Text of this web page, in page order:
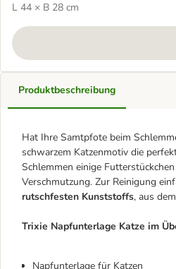
L 44 × B 28 cm
Produktbeschreibung
Hat Ihre Samtpfote beim
schwarzem Katzenmotiv die
Schlemmen einige
Verschmutzung. Zur Reinigung
rutschfesten Kunststoffs, aus
Trixie Napfunterlage Katze im
Napfunterlage für Katzen